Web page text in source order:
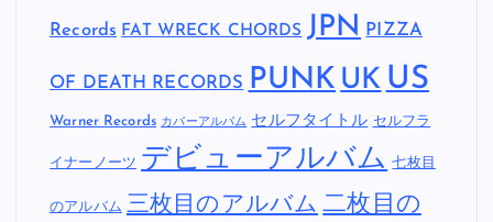
Records FAT WRECK CHORDS JPN PIZZA
OF DEATH RECORDS PUNK UK US
Warner Records カバーアルバム セルフタイトル セルフラ
イナーノーツ デビューアルバム 七枚目
のアルバム 三枚目のアルバム 二枚目の